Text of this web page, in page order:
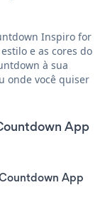
Inspiro for
e as cores do
à sua
onde você quiser
App
App